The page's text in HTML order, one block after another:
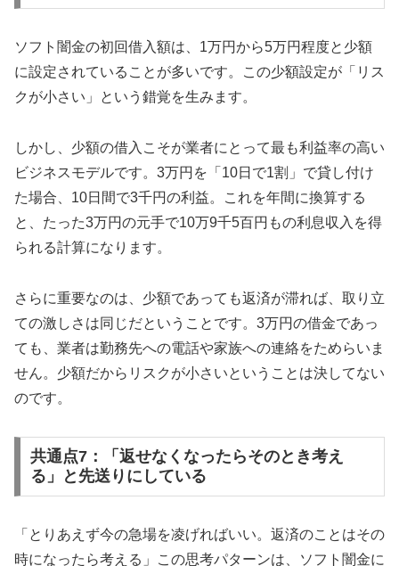
ソフト闇金の初回借入額は、1万円から5万円程度と少額
に設定されていることが多いです。この少額設定が「リス
クが小さい」という錯覚を生みます。
しかし、少額の借入こそが業者にとって最も利益率の高い
ビジネスモデルです。3万円を「10日で1割」で貸し付け
た場合、10日間で3千円の利益。これを年間に換算する
と、たった3万円の元手で10万9千5百円もの利息収入を得
られる計算になります。
さらに重要なのは、少額であっても返済が滞れば、取り立
ての激しさは同じだということです。3万円の借金であっ
ても、業者は勤務先への電話や家族への連絡をためらいま
せん。少額だからリスクが小さいということは決してない
のです。
共通点7：「返せなくなったらそのとき考え
る」と先送りにしている
「とりあえず今の急場を凌げればいい。返済のことはその
時になったら考える」この思考パターンは、ソフト闇金に